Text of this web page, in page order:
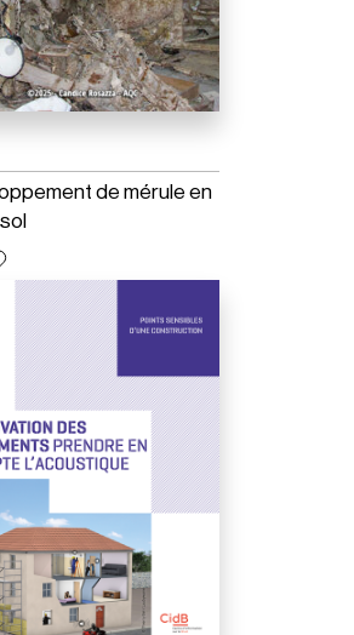
de mérule en